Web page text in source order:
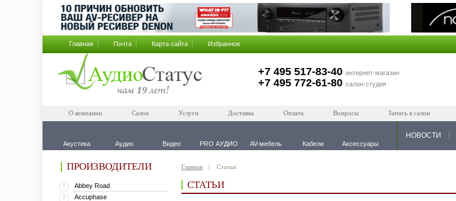
Главная Почта Карта сайта Избранное
+7 495 517-83-40 интернет-магазин
+7 495 772-61-80 салон-студия
О компании Салон Услуги Доставка Оплата Вопросы Запись в салон
Акустика Аудио Видео PRO АУДИО AV-мебель Кабели Аксессуары
НОВОСТИ
ПРОИЗВОДИТЕЛИ
1 Abbey Road
2 Accuphase
Главная Статьи
СТАТЬИ